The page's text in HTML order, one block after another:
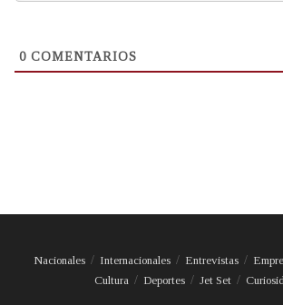
0 COMENTARIOS
Nacionales Internacionales Entrevistas
Cultura
Deportes Jet Set